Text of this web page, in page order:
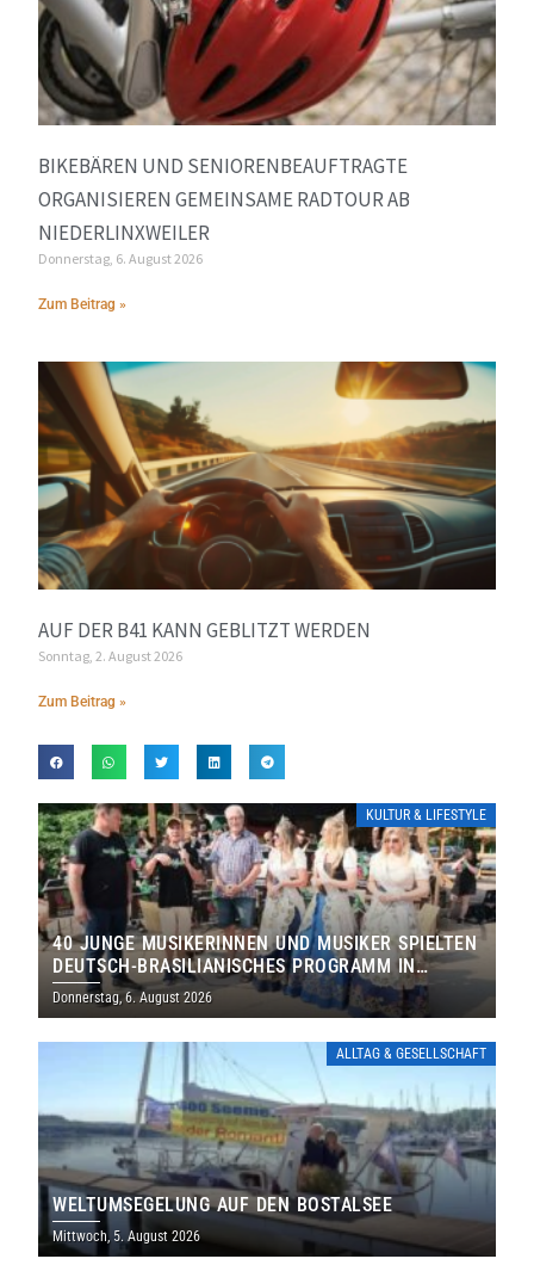
BIKEBÄREN UND SENIORENBEAUFTRAGTE
ORGANISIEREN GEMEINSAME RADTOUR AB
NIEDERLINXWEILER
Donnerstag, 6. August 2026
Zum Beitrag »
AUF DER B41 KANN GEBLITZT WERDEN
Sonntag, 2. August 2026
Zum Beitrag »
KULTUR & LIFESTYLE
40 JUNGE MUSIKERINNEN UND MUSIKER SPIELTEN
DEUTSCH-BRASILIANISCHES PROGRAMM IN
THOLEY
Donnerstag, 6. August 2026
ALLTAG & GESELLSCHAFT
WELTUMSEGELUNG AUF DEN BOSTALSEE
Mittwoch, 5. August 2026